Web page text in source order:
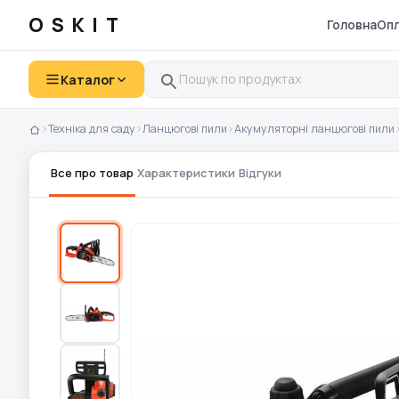
OSKIT Головна
Каталог
›Техніка для саду ›Ланцюгові пили ›Акумуляторні ланцюгові пили
Все про товар Характеристики Відгуки